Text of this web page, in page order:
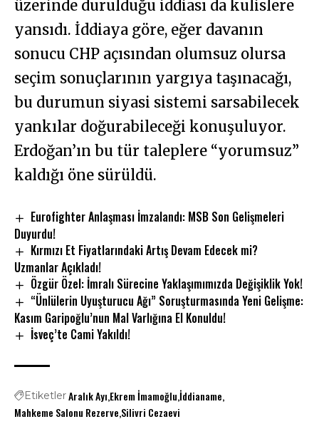
üzerinde durulduğu iddiası da kulislere
yansıdı. İddiaya göre, eğer davanın
sonucu CHP açısından olumsuz olursa
seçim sonuçlarının yargıya taşınacağı,
bu durumun siyasi sistemi sarsabilecek
yankılar doğurabileceği konuşuluyor.
Erdoğan’ın bu tür taleplere “yorumsuz”
kaldığı öne sürüldü.
Eurofighter Anlaşması İmzalandı: MSB Son Gelişmeleri
Duyurdu!
Kırmızı Et Fiyatlarındaki Artış Devam Edecek mi?
Uzmanlar Açıkladı!
Özgür Özel: İmralı Sürecine Yaklaşımımızda Değişiklik Yok!
“Ünlülerin Uyuşturucu Ağı” Soruşturmasında Yeni Gelişme:
Kasım Garipoğlu’nun Mal Varlığına El Konuldu!
İsveç’te Cami Yakıldı!
EtiketlerAralık Ayı Ekrem İmamoğluİddianame
Mahkeme Salonu Rezerve Silivri Cezaevi